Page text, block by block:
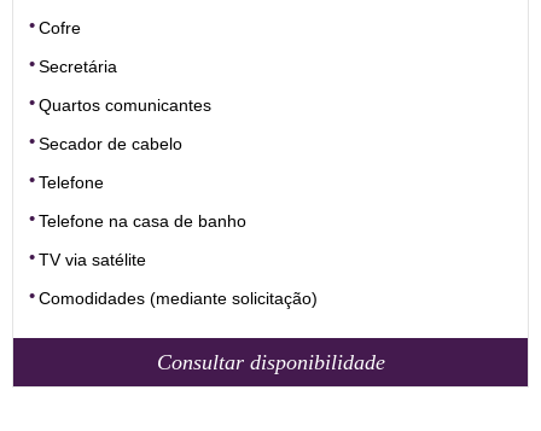
Cofre
Secretária
Quartos comunicantes
Secador de cabelo
Telefone
Telefone na casa de banho
TV via satélite
Comodidades (mediante solicitação)
Consultar disponibilidade